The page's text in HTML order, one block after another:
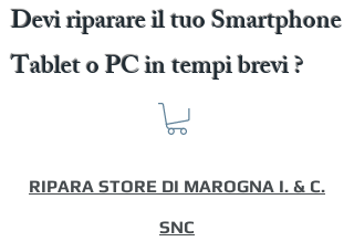
Devi riparare il tuo Smartphone
Tablet o PC in tempi brevi ?
RIPARA STORE DI MAROGNA I. & C.
SNC